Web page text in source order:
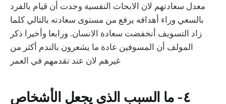
معدل سعادتهم لان الابحاث النفسية وجدت أن قيام بالفرد
بالسعي وراء أهدافه يرفع من مستوى سعادته بالتالي كلما
زاد التسويف أنخفضت سعادة الانسان. ورابعا وأخيرا ذكر
المولف أن المسوفين عادة ما يشعرون بالندم أكثر من
غيرهم لان عند تقدمهم في العمر
٤- ما السبب الذي يجعل الأشخاص